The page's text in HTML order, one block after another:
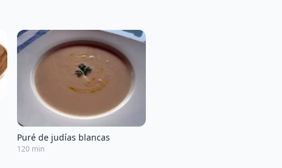
Puré de judías blancas
120 min